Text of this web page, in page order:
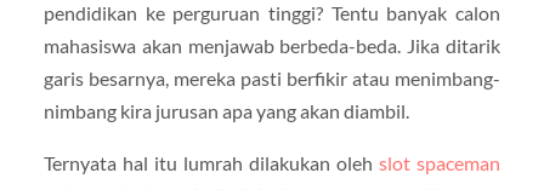
pendidikan ke perguruan tinggi? Tentu banyak calon
mahasiswa akan menjawab berbeda-beda. Jika ditarik
garis besarnya, mereka pasti berfikir atau menimbang-
nimbang kira jurusan apa yang akan diambil.
Ternyata hal itu lumrah dilakukan olehslot spaceman